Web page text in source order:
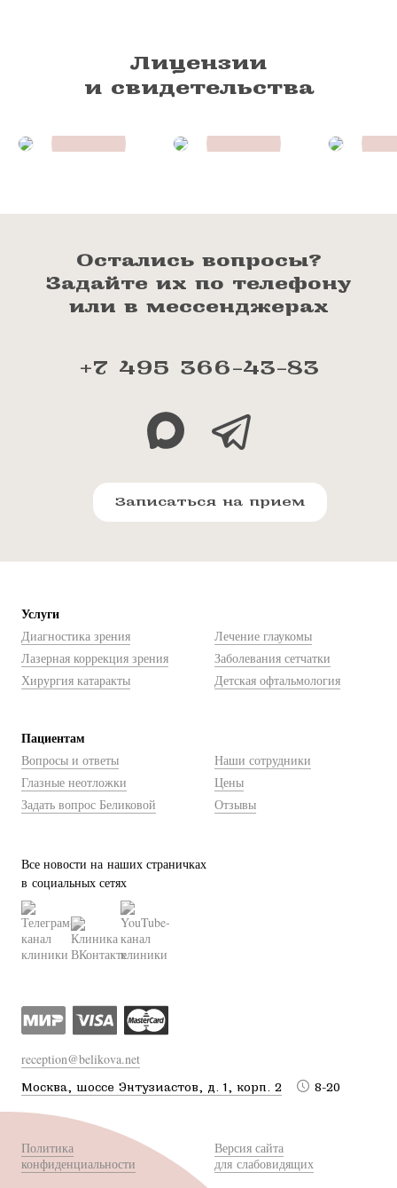
Лицензии
и свидетельства
Остались вопросы?
Задайте их по телефону
или в мессенджерах
+7 495 366-43-83
Записаться на прием
Услуги
Диагностика зрения
Лазерная коррекция зрения
Хирургия катаракты
Лечение глаукомы
Заболевания сетчатки
Детская офтальмология
Пациентам
Вопросы и ответы
Глазные неотложки
Задать вопрос Беликовой
Наши сотрудники
Цены
Отзывы
Все новости на наших страничках
в социальных сетях
reception@belikova.net
Москва, шоссе Энтузиастов, д. 1, корп. 2 8-20
Политика
конфиденциальности
Версия сайта
для слабовидящих